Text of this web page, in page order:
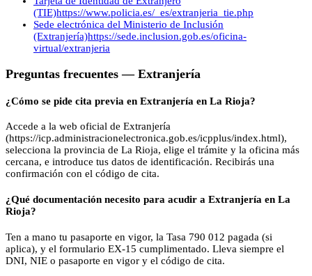
(TIE)https://www.policia.es/_es/extranjeria_tie.php
Sede electrónica del Ministerio de Inclusión
(Extranjería)https://sede.inclusion.gob.es/oficina-
virtual/extranjeria
Preguntas frecuentes — Extranjería
¿Cómo se pide cita previa en Extranjería en La Rioja?
Accede a la web oficial de Extranjería
(https://icp.administracionelectronica.gob.es/icpplus/index.html),
selecciona la provincia de La Rioja, elige el trámite y la oficina más
cercana, e introduce tus datos de identificación. Recibirás una
confirmación con el código de cita.
¿Qué documentación necesito para acudir a Extranjería en La
Rioja?
Ten a mano tu pasaporte en vigor, la Tasa 790 012 pagada (si
aplica), y el formulario EX-15 cumplimentado. Lleva siempre el
DNI, NIE o pasaporte en vigor y el código de cita.